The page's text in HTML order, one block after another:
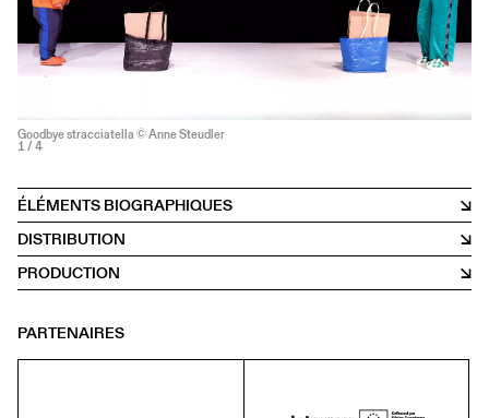
Goodbye stracciatella © Anne Steudler
1 / 4
ÉLÉMENTS BIOGRAPHIQUES
DISTRIBUTION
PRODUCTION
PARTENAIRES